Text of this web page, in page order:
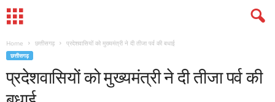
Home छत्तीसगढ़ प्रदेशवासियों को मुख्यमंत्री ने दी तीजा पर्व की बधाई
छत्तीसगढ़
प्रदेशवासियों को मुख्यमंत्री ने दी तीजा पर्व की